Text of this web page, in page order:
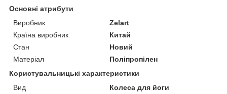
Основні атрибути
Виробник
Zelart
Країна виробник
Китай
Стан
Новий
Матеріал
Поліпропілен
Користувальницькі характеристики
Вид
Колеса для йоги